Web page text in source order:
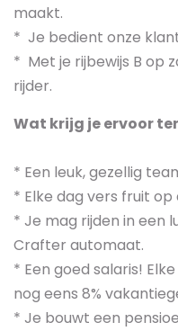
maakt.
* Je bedient onze
* Met je rijbewijs B op
rijder.
Wat krijg je ervoor
* Een leuk, gezellig
* Elke dag vers fruit op
* Je mag rijden in een
Crafter automaat.
* Een goed salaris!
nog eens 8%
* Je bouwt een